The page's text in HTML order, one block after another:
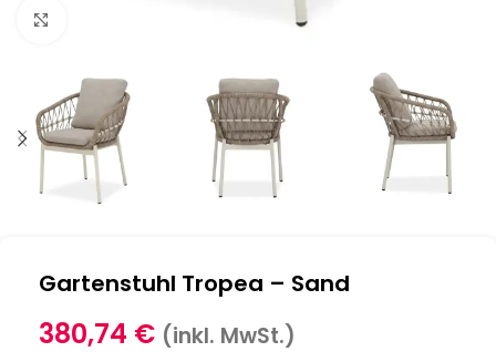
Gartenstuhl Tropea – Sand
380,74 € (inkl. MwSt.)